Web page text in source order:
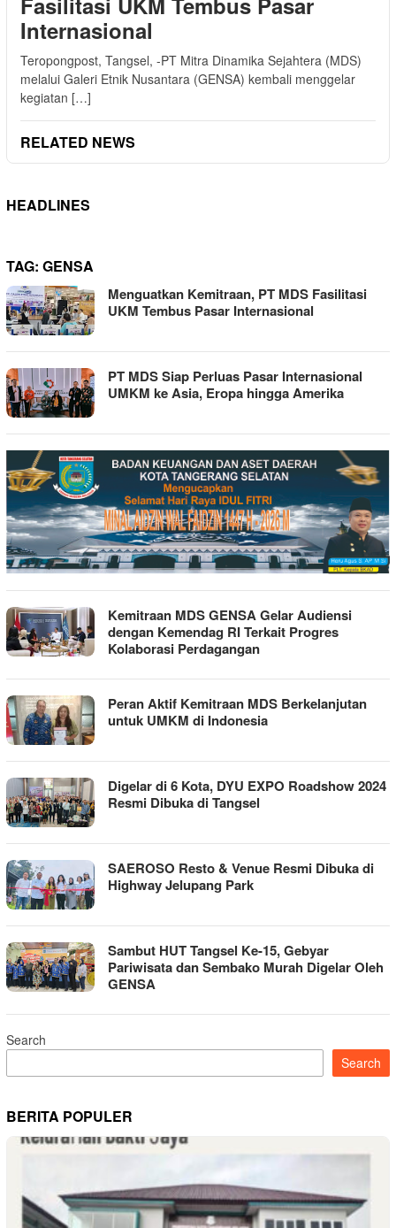
Internasional
Teropongpost, Tangsel, -PT Mitra Dinamika Sejahtera (MDS)
melalui Galeri Etnik Nusantara (GENSA) kembali menggelar
kegiatan […]
RELATED NEWS
HEADLINES
TAG: GENSA
Menguatkan Kemitraan, PT MDS Fasilitasi
UKM Tembus Pasar Internasional
PT MDS Siap Perluas Pasar Internasional
UMKM ke Asia, Eropa hingga Amerika
Kemitraan MDS GENSA Gelar Audiensi
dengan Kemendag RI Terkait Progres
Kolaborasi Perdagangan
Peran Aktif Kemitraan MDS Berkelanjutan
untuk UMKM di Indonesia
Digelar di 6 Kota, DYU EXPO Roadshow 2024
Resmi Dibuka di Tangsel
SAEROSO Resto & Venue Resmi Dibuka di
Highway Jelupang Park
Sambut HUT Tangsel Ke-15, Gebyar
Pariwisata dan Sembako Murah Digelar Oleh
GENSA
Search
Search
BERITA POPULER